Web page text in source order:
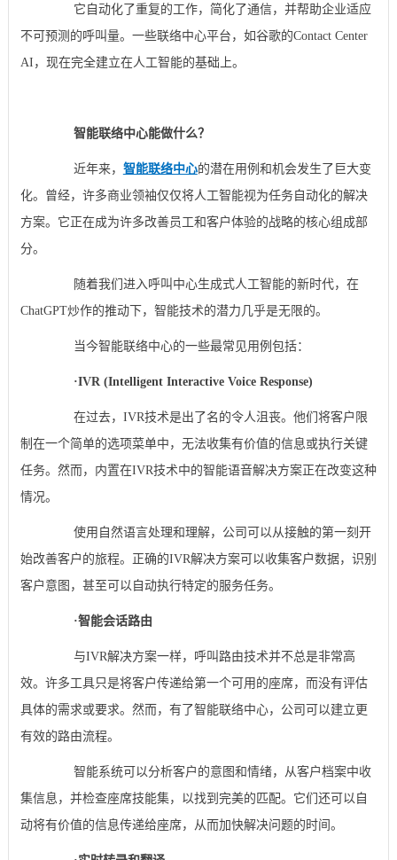
它自动化了重复的工作，简化了通信，并帮助企业适应
不可预测的呼叫量。一些联络中心平台，如谷歌的Contact Center
AI，现在完全建立在人工智能的基础上。
智能联络中心能做什么？
近年来， 智能联络中心的潜在用例和机会发生了巨大变
化。曾经，许多商业领袖仅仅将人工智能视为任务自动化的解决
方案。它正在成为许多改善员工和客户体验的战略的核心组成部
分。
随着我们进入呼叫中心生成式人工智能的新时代，在
ChatGPT炒作的推动下，智能技术的潜力几乎是无限的。
当今智能联络中心的一些最常见用例包括：
·IVR (Intelligent Interactive Voice Response)
在过去，IVR技术是出了名的令人沮丧。他们将客户限
制在一个简单的选项菜单中，无法收集有价值的信息或执行关键
任务。然而，内置在IVR技术中的智能语音解决方案正在改变这种
情况。
使用自然语言处理和理解，公司可以从接触的第一刻开
始改善客户的旅程。正确的IVR解决方案可以收集客户数据，识别
客户意图，甚至可以自动执行特定的服务任务。
·智能会话路由
与IVR解决方案一样，呼叫路由技术并不总是非常高
效。许多工具只是将客户传递给第一个可用的座席，而没有评估
具体的需求或要求。然而，有了智能联络中心，公司可以建立更
有效的路由流程。
智能系统可以分析客户的意图和情绪，从客户档案中收
集信息，并检查座席技能集，以找到完美的匹配。它们还可以自
动将有价值的信息传递给座席，从而加快解决问题的时间。